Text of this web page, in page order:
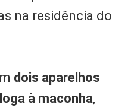
na residência do
dois aparelhos
à maconha,